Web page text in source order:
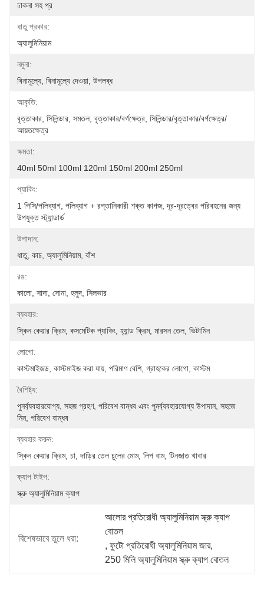
ঢাকনা সহ প্র
ধাতু প্রকার:
অ্যালুমিনিয়াম
নমুনা:
বিনামূল্যে, বিনামূল্যে দেওয়া, উপলব্ধ
আকৃতি:
বৃত্তাকার, সিলিন্ডার, সমতল, বৃত্তাকার/বর্গক্ষেত্র, সিলিন্ডার/বৃত্তাকার/বর্গক্ষেত্র/
আয়তক্ষেত্র
ক্ষমতা:
40ml 50ml 100ml 120ml 150ml 200ml 250ml
প্যাকিং:
1 পিসি/পলিব্যাগ, পলিব্যাগ + রপ্তানিকারী শক্ত কাগজ, দূর-দূরত্বের পরিবহনের জন্য
উপযুক্ত স্ট্যান্ডার্ড
উপাদান:
ধাতু, কাচ, অ্যালুমিনিয়াম, বাঁশ
রঙ:
কালো, সাদা, সোনা, হলুদ, সিলভার
ব্যবহার:
স্কিন কেয়ার ক্রিম, কসমেটিক প্যাকিং, হ্যান্ড ক্রিম, মারসন তেল, ভিটামিন
লোগো:
কাস্টমাইজড, কাস্টমাইজ করা যায়, পরিমাণ বেশি, গ্রাহকের লোগো, কাস্টম
বৈশিষ্ট্য:
পুনর্ব্যবহারযোগ্য, সহজ গ্রহণ, পরিবেশ বান্ধব এবং পুনর্ব্যবহারযোগ্য উপাদান, সহজে
নিন, পরিবেশ বান্ধব
ব্যবহার করুন:
স্কিন কেয়ার ক্রিম, চা, দাড়ির তেল চুলের মোম, লিপ বাম, টিনজাত খাবার
ক্যাপ টাইপ:
স্ক্রু অ্যালুমিনিয়াম ক্যাপ
বিশেষভাবে তুলে ধরা:
আলোর প্রতিরোধী অ্যালুমিনিয়াম স্ক্রু ক্যাপ
বোতল
, ফুটো প্রতিরোধী অ্যালুমিনিয়াম জার,
250 মিলি অ্যালুমিনিয়াম স্ক্রু ক্যাপ বোতল